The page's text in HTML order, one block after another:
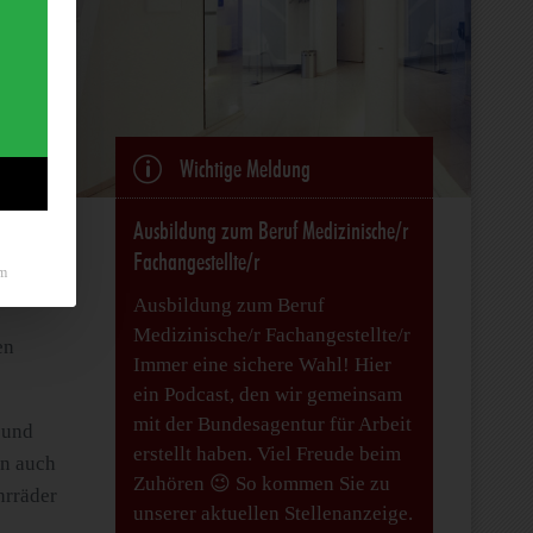
auch
p Wichtige Meldung
Ausbildung zum Beruf Medizinische/r
Fachangestellte/r
Ausbildung zum Beruf
Medizinische/r Fachangestellte/r
Immer eine sichere Wahl! Hier
ein Podcast, den wir gemeinsam
mit der Bundesagentur für Arbeit
erstellt haben. Viel Freude beim
Zuhören 😉 So kommen Sie zu
unserer aktuellen Stellenanzeige.